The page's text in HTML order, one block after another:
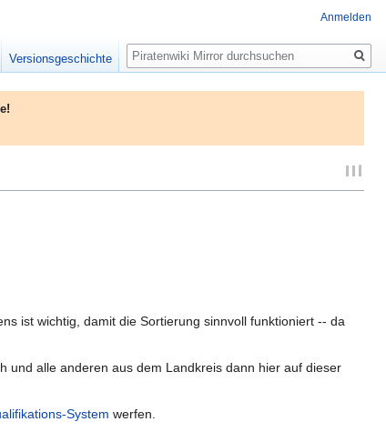
ist wichtig, damit die Sortierung sinnvoll funktioniert -- da
und alle anderen aus dem Landkreis dann hier auf dieser
System werfen.
Anmelden
Versionsgeschichte
Suche